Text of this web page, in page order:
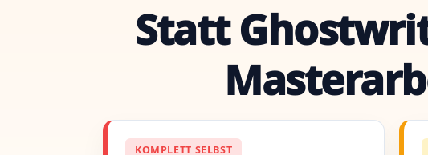
Statt
KOMPLETT SELBST